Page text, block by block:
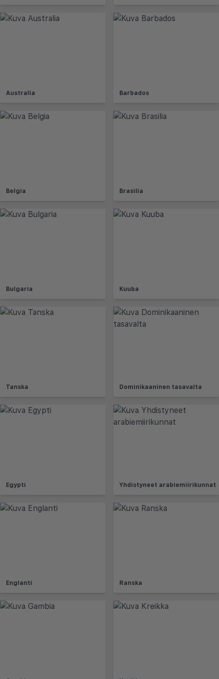
Australia Barbados
Belgia Brasilia
Bulgaria Kuuba
Tanska Dominikaaninen tasavalta
Egypti Yhdistyneet arabiemiirikunnat
Englanti Ranska